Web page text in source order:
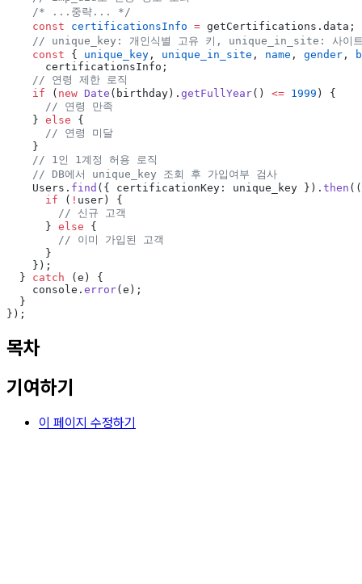
    /* ...중략... */
    const
certificationsInfo = getCertifications.data;
// unique_key: 개인식별 고유 키, unique_in_site: 사이트
    const
{ unique_key , unique_in_site , name , gender ,
      certificationsInfo;
    // 연령 제한 로직
    if
( new Date (birthday). getFullYear() <= 1999 ) {
      // 연령 만족
    }
else {
      // 연령 미달
    }
    // 1인 1계정 허용 로직
    // DB에서 unique_key 조회 후 가입여부 검사
    Users.
find ({ certificationKey: unique_key }). then ((
      if
( ! user) {
        // 신규 고객
      }
else {
        // 이미 가입된 고객
      }
    });
  }
catch (e) {
    console.
error(e);
  }
});
목차
기여하기
이 페이지 수정하기